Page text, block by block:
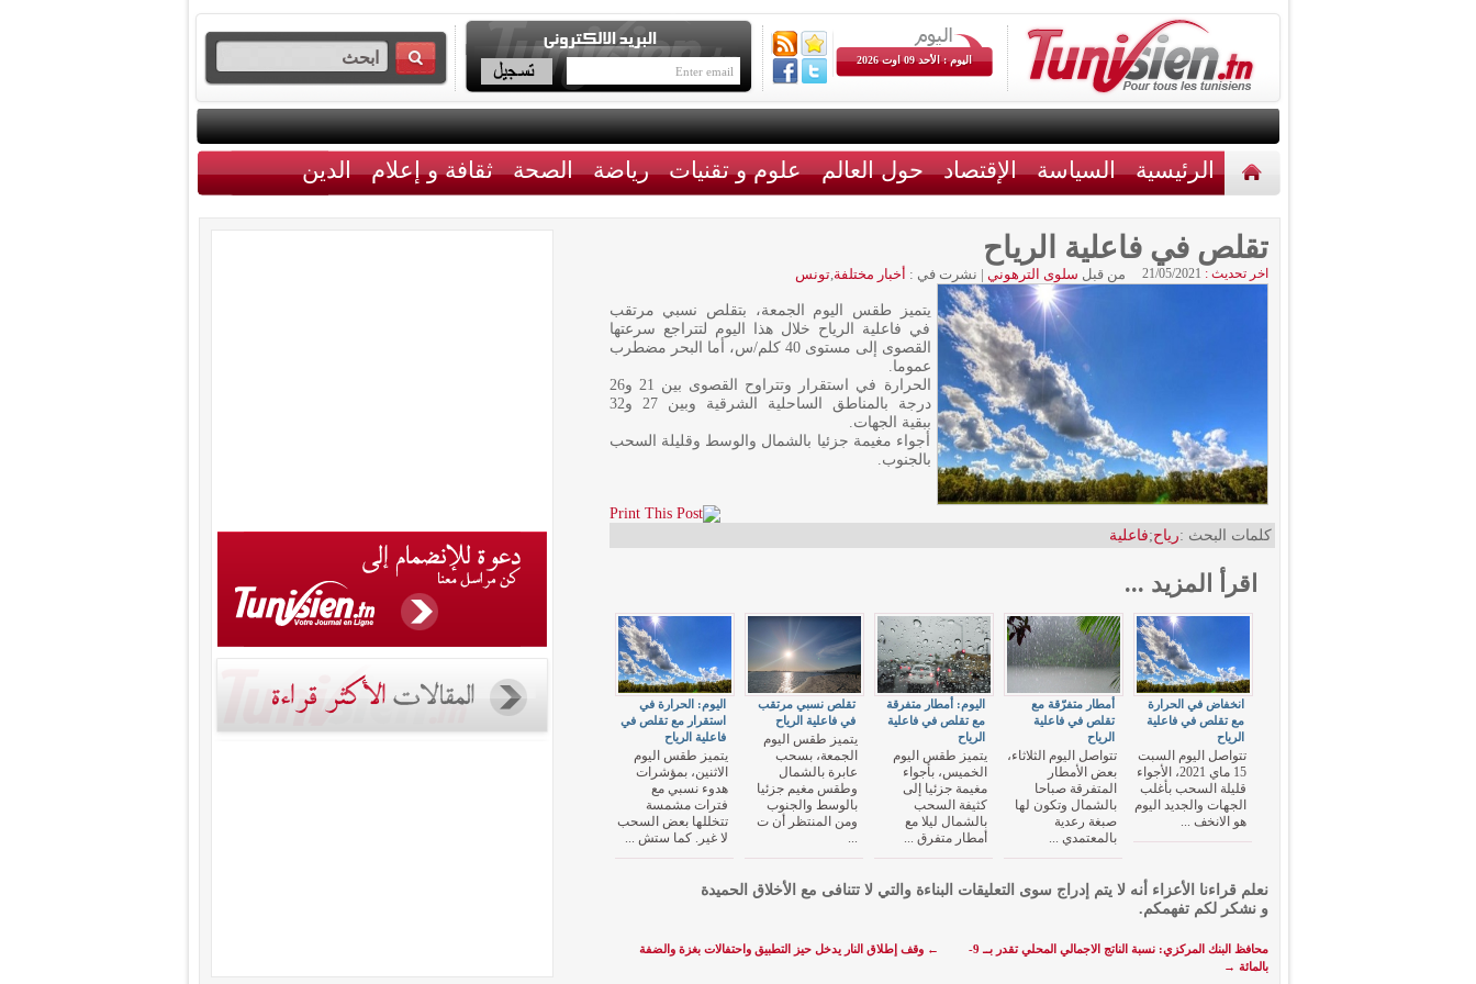
اليوم : الأحد 09 اوت 2026
الرئيسية السياسة الإقتصاد حول العالم علوم و تقنيات رياضة الصحة ثقافة و إعلام الدين
تقلص في فاعلية الرياح
اخر تحديث : من قبل سلوى الترهوني | نشرت في : أخبار مختلفة,تونس
يتميز طقس اليوم الجمعة، بتقلص نسبي مرتقب
في فاعلية الرياح خلال هذا اليوم لتتراجع سرعتها
القصوى إلى مستوى 40 كلم/س، أما البحر مضطرب
عموما.
الحرارة في استقرار وتتراوح القصوى بين 21 و26
درجة بالمناطق الساحلية الشرقية وبين 27 و32
ببقية الجهات.
أجواء مغيمة جزئيا بالشمال والوسط وقليلة السحب
بالجنوب.
كلمات البحث :رياح;فاعلية
اقرأ المزيد ...
اليوم: الحرارة في
استقرار مع تقلص في
فاعلية الرياح
يتميز طقس اليوم
الاثنين، بمؤشرات
هدوء نسبي مع
فترات مشمسة
تتخللها بعض السحب
لا غير. كما ستش ...
تقلص نسبي مرتقب
في فاعلية الرياح
يتميز طقس اليوم
الجمعة، بسحب
عابرة بالشمال
وطقس مغيم جزئيا
بالوسط والجنوب
ومن المنتظر أن ت
...
اليوم: أمطار متفرقة
مع تقلص في فاعلية
الرياح
يتميز طقس اليوم
الخميس، بأجواء
مغيمة جزئيا إلى
كثيفة السحب
بالشمال ليلا مع
أمطار متفرق ...
أمطار متفرّقة مع
تقلص في فاعلية
الرياح
تتواصل اليوم الثلاثاء،
بعض الأمطار
المتفرقة صباحا
بالشمال وتكون لها
صبغة رعدية
بالمعتمدي ...
انخفاض في الحرارة
مع تقلص في فاعلية
الرياح
تتواصل اليوم السبت
15 ماي 2021، الأجواء
قليلة السحب بأغلب
الجهات والجديد اليوم
هو الانخف ...
نعلم قراءنا الأعزاء أنه لا يتم إدراج سوى التعليقات البناءة والتي لا تتنافى مع الأخلاق الحميدة
و نشكر لكم تفهمكم.
← وقف إطلاق النار يدخل حيز التطبيق واحتفالات بغزة والضفة
محافظ البنك المركزي: نسبة الناتج الاجمالي المحلي تقدر بــ 9-
بالمائة →